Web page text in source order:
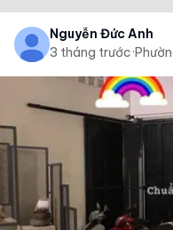
Nguyễn Đức Anh
3 tháng trước·